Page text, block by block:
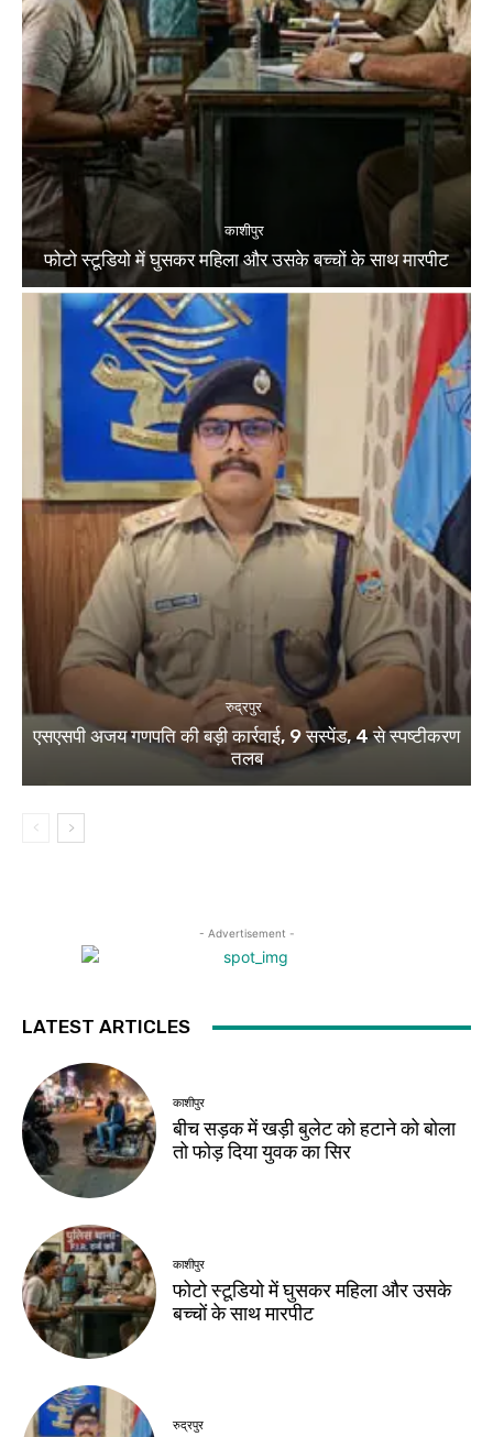
काशीपुर
फोटो स्टूडियो में घुसकर महिला और उसके बच्चों के साथ मारपीट
रुद्रपुर
एसएसपी अजय गणपति की बड़ी कार्रवाई, 9 सस्पेंड, 4 से स्पष्टीकरण
तलब
- Advertisement -
LATEST ARTICLES
काशीपुर
बीच सड़क में खड़ी बुलेट को हटाने को बोला
तो फोड़ दिया युवक का सिर
काशीपुर
फोटो स्टूडियो में घुसकर महिला और उसके
बच्चों के साथ मारपीट
रुद्रपुर